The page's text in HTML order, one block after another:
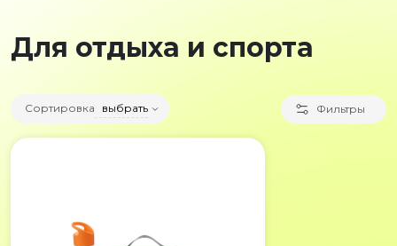
Для отдыха и спорта
Сортировка выбрать Фильтры